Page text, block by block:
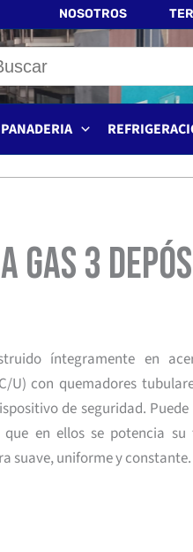
NOSOTROS
PANADERIA
Gas 3
íntegramente en
U) con quemadores
de seguridad.
en ellos se potencia
suave, uniforme y constante.